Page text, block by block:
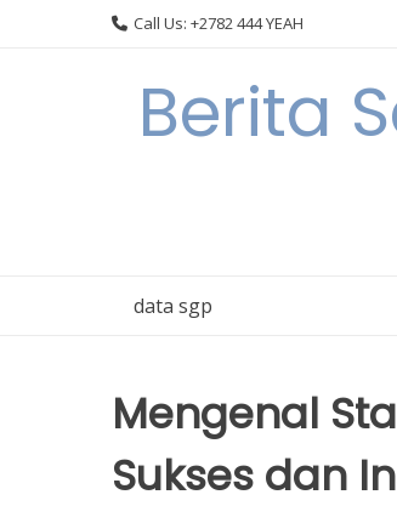
Call Us: +2782 444 YEAH
Berita
data sgp
Mengenal
Sukses dan